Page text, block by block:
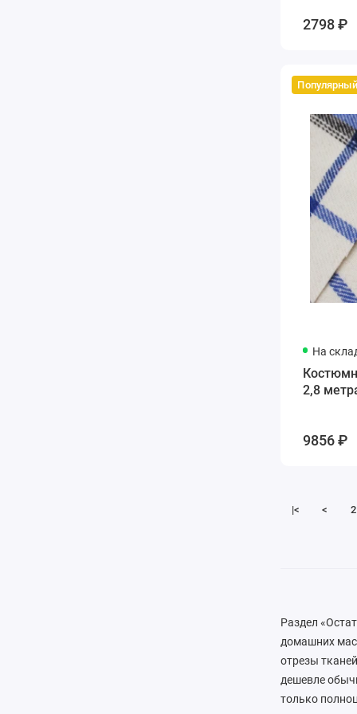
2798 ₽
Популярный
На
2,8
9856 ₽
|< < 2
Раздел
домашних
отрезы
дешевле
только